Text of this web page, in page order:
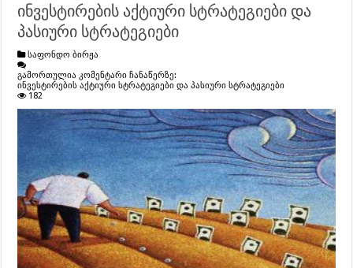
ინვესტირების აქტიური სტრატეგიები და
პასიური სტრატეგიები
საფონდო ბირჟა
გამორთულია კომენტარი ჩანაწერზე:
ინვესტირების აქტიური სტრატეგიები და პასიური სტრატეგიები
182